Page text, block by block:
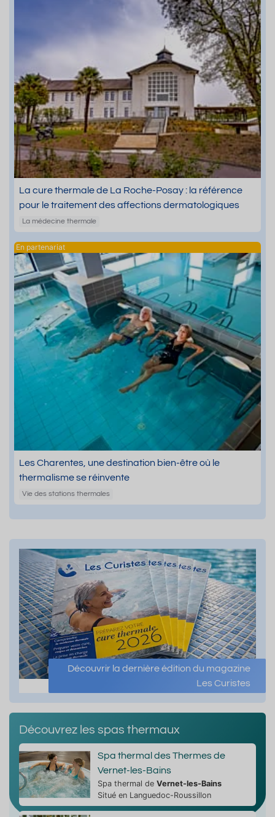
La cure thermale de La Roche-Posay : la référence
pour le traitement des affections dermatologiques
La médecine thermale
Les Charentes, une destination bien-être où le
thermalisme se réinvente
Vie des stations thermales
Découvrir la dernière édition du magazine
Les Curistes
Découvrez les spas thermaux
Spa thermal des Thermes de
Vernet-les-Bains
Spa thermal de Vernet-les-Bains
Situé en Languedoc-Roussillon